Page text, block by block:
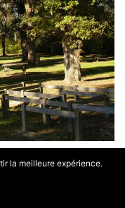
la meilleure expérience.